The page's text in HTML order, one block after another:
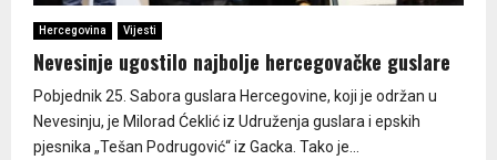
Hercegovina Vijesti
Nevesinje ugostilo najbolje hercegovačke guslare
Pobjednik 25. Sabora guslara Hercegovine, koji je održan u
Nevesinju, je Milorad Ćeklić iz Udruženja guslara i epskih
pjesnika „Tešan Podrugović“ iz Gacka. Tako je...